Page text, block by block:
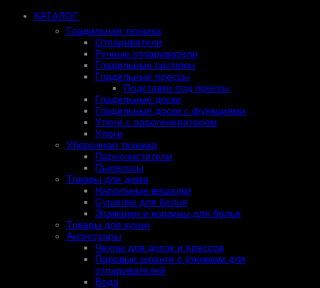
КАТАЛОГ
Гладильная техника
Отпариватели
Ручные отпариватели
Гладильные системы
Гладильные прессы
Подставки под прессы
Гладильные доски
Гладильные доски с функциями
Утюги с парогенератором
Утюги
Уборочная техника
Пароочистители
Пылесосы
Товары для дома
Напольные вешалки
Сушилки для белья
Этажерки и корзины для белья
Товары для кухни
Аксессуары
Чехлы для досок и прессов
Паровые шланги с утюжком для
отпаривателей
Вода